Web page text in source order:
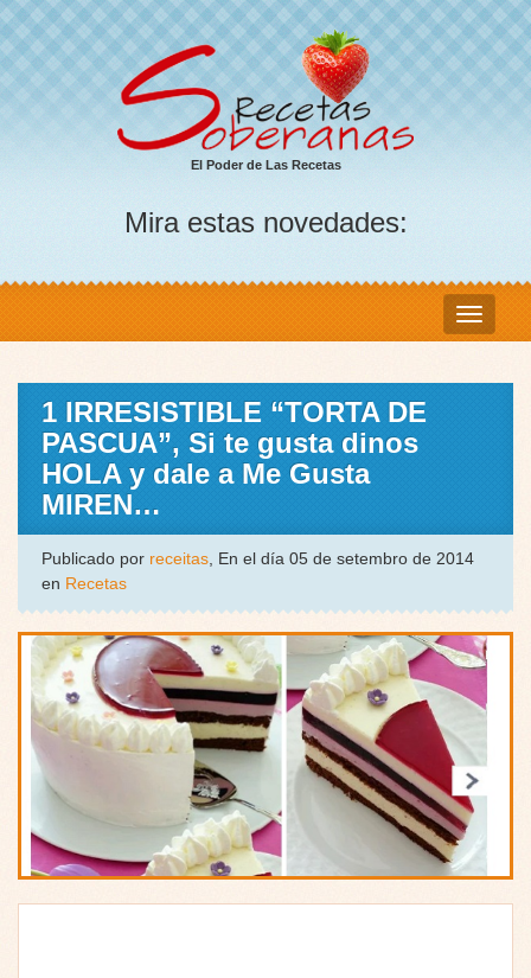
El Poder de Las Recetas
Mira estas novedades:
1 IRRESISTIBLE “TORTA DE
PASCUA”, Si te gusta dinos
HOLA y dale a Me Gusta
MIREN…
Publicado por receitas, En el día 05 de setembro de 2014
en Recetas